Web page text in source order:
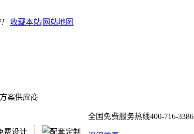
收藏本站| 网站地图
案供应商
全国免费服务热线400-716-3386